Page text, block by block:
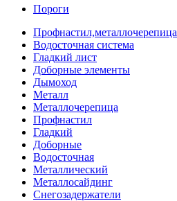
Пороги
Профнастил,металлочерепица
Водосточная система
Гладкий лист
Доборные элементы
Дымоход
Металл
Металлочерепица
Профнастил
Гладкий
Доборные
Водосточная
Металлический
Металлосайдинг
Снегозадержатели